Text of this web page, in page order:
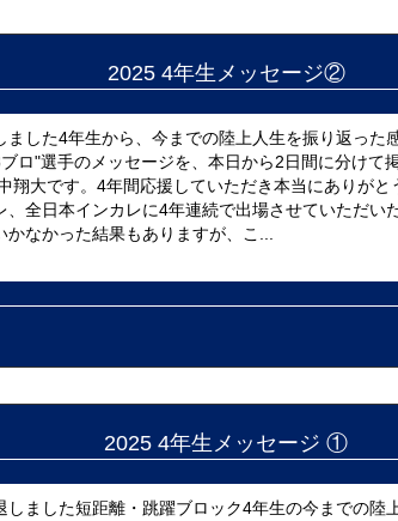
2025 4年生メッセージ②
ました4年生から、今までの陸上人生を振り返った
ロ"選手のメッセージを、本日から2日間に分けて
翔大です。4年間応援していただき本当にありがと
、全日本インカレに4年連続で出場させていただい
なかった結果もありますが、こ...
2025 4年生メッセージ ①
しました短距離・跳躍ブロック4年生の今までの陸